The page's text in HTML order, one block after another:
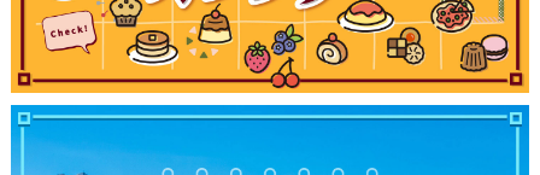
観光ガイド
ランキング
ブログ記事